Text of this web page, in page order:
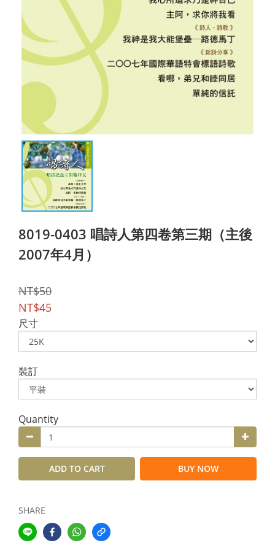
8019-0403 唱詩人第四卷第三期（主後
2007年4月）
NT$50
NT$45
尺寸
裝訂
Quantity
ADD TO CART BUY NOW
SHARE